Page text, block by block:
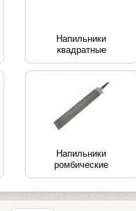
Напильники
квадратные
Напильники
ромбические